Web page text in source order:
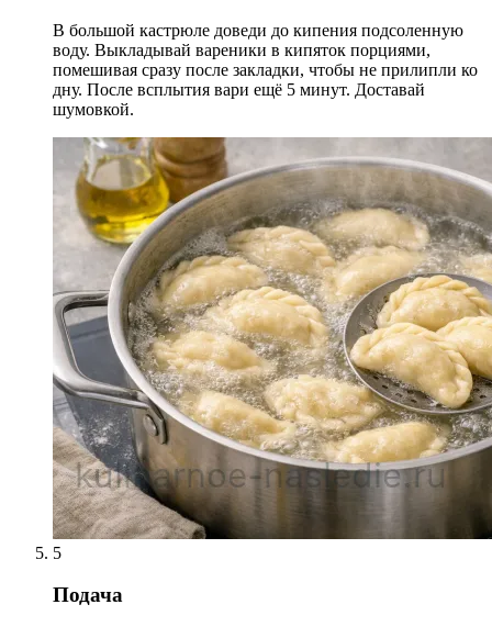
В большой кастрюле доведи до кипения подсоленную
воду. Выкладывай вареники в кипяток порциями,
помешивая сразу после закладки, чтобы не прилипли ко
дну. После всплытия вари ещё 5 минут. Доставай
шумовкой.
5
Подача